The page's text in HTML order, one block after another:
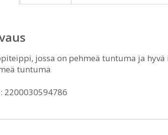
jossa on pehmeä tuntuma ja
tuntuma
2200030594786